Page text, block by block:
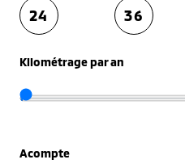
24 36
Kilométrage par an
Acompte